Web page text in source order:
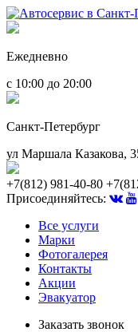
Ежедневно
с 10:00 до 20:00
Санкт-Петербург
ул Маршала Казакова,
+7(812) 981-40-80
Присоединяйтесь:
Все услуги
Марки
Фотогалерея
Контакты
Акции
Эвакуатор
Заказать звонок